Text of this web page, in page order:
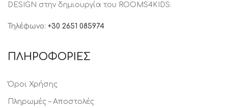
DESIGN στην δημιουργία του ROOMS4KIDS.
Τηλέφωνο: +30 2651 085974
ΠΛΗΡΟΦΟΡΙΕΣ
Όροι Χρήσης
Πληρωμές – Αποστολές